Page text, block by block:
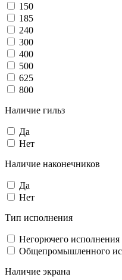
150
185
240
300
400
500
625
800
Наличие гильз
Да
Нет
Наличие наконечников
Да
Нет
Тип исполнения
Негорючего исполнения
Общепромышленного
Наличие экрана